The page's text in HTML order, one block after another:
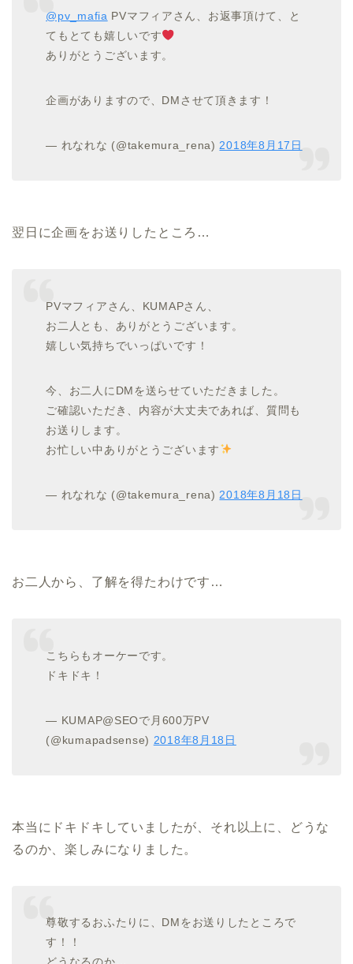
@pv_mafia PVマフィアさん、お返事頂けて、と
てもとても嬉しいです
ありがとうございます。
企画がありますので、DMさせて頂きます！
— れなれな (@takemura_rena)2018年8月17日
翌日に企画をお送りしたところ…
PVマフィアさん、KUMAPさん、
お二人とも、ありがとうございます。
嬉しい気持ちでいっぱいです！
今、お二人にDMを送らせていただきました。
ご確認いただき、内容が大丈夫であれば、質問も
お送りします。
お忙しい中ありがとうございます
— れなれな (@takemura_rena) 2018年8月18日
お二人から、了解を得たわけです…
こちらもオーケーです。
ドキドキ！
— KUMAP@SEOで月600万PV
(@kumapadsense) 2018年8月18日
本当にドキドキしていましたが、それ以上に、どうな
るのか、楽しみになりました。
尊敬するおふたりに、DMをお送りしたところで
す！！